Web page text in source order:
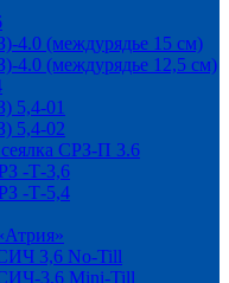
4.0 (междурядье 15 см)
4.0 (междурядье 12,5 см)
5,4-01
5,4-02
сеялка СРЗ-П 3.6
-Т-3,6
-Т-5,4
3,6 No-Till
СИЧ-3,6 Mini-Till